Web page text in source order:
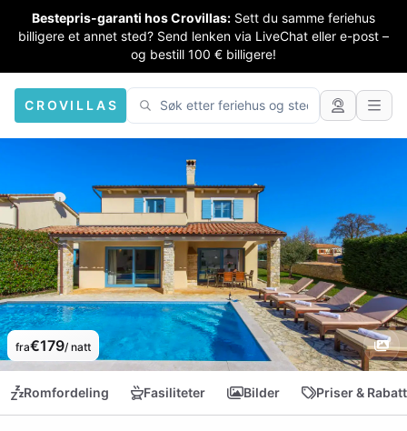
Bestepris-garanti hos Crovillas: Sett du samme feriehus
billigere et annet sted? Send lenken via LiveChat eller e-post –
og bestill 100 € billigere!
CROVILLAS
fra€179/ natt
Romfordeling Fasiliteter Bilder Priser &